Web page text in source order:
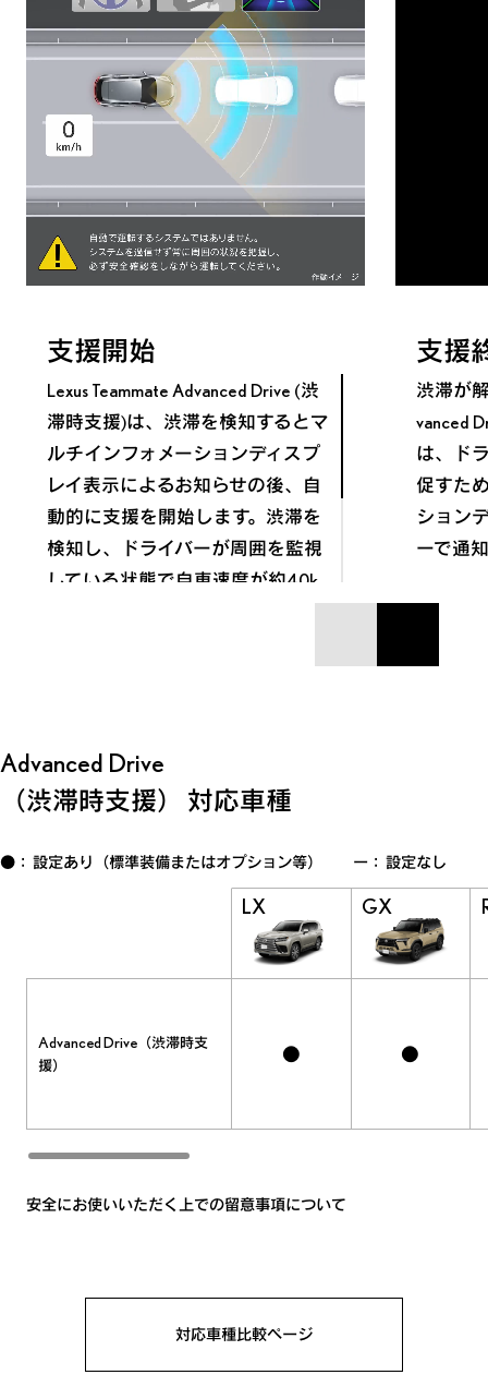
支援開始
Lexus Teammate Advanced Drive (渋
滞時支援)は、渋滞を検知するとマ
ルチインフォメーションディスプ
レイ表示によるお知らせの後、自
動的に支援を開始します。渋滞を
検知し、ドライバーが周囲を監視
している状態で自車速度が約40k
支援
渋滞が
vanced
は、ド
促すた
ション
ーで通
Advanced Drive
（渋滞時支援） 対応車種
●： 設定あり（標準装備またはオプション等） ー： 設定なし
LX GX
Advanced Drive（渋滞時支
援）
● ●
安全にお使いいただく上での留意事項について
対応車種比較ページ